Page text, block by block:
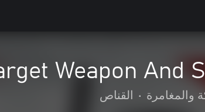
Weapon And
والمغامرة • القناص